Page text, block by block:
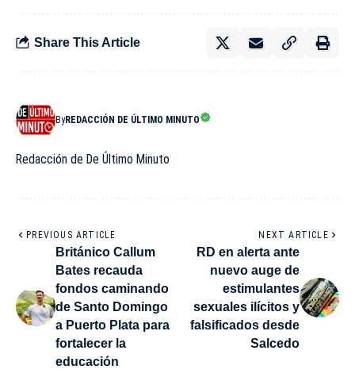
Share This Article
ByREDACCIÓN DE ÚLTIMO MINUTO
Redacción de De Último Minuto
PREVIOUS ARTICLE
Británico Callum
Bates recauda
fondos caminando
de Santo Domingo
a Puerto Plata para
fortalecer la
educación
NEXT ARTICLE
RD en alerta ante
nuevo auge de
estimulantes
sexuales ilícitos y
falsificados desde
Salcedo